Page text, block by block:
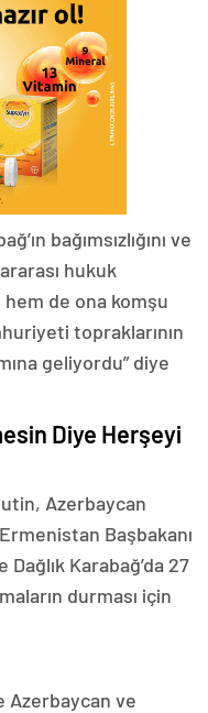
bağımsızlığını ve
hukuk
hem de ona komşu
topraklarının
geliyordu” diye
Diye Herşeyi
Azerbaycan
Başbakanı
Karabağ’da 27
durması için
Azerbaycan ve